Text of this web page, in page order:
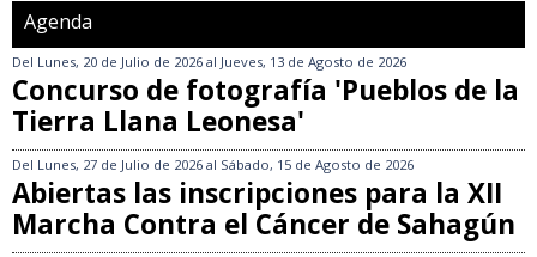
Agenda
Del Lunes, 20 de Julio de 2026 al Jueves, 13 de Agosto de 2026
Concurso de fotografía 'Pueblos de la
Tierra Llana Leonesa'
Del Lunes, 27 de Julio de 2026 al Sábado, 15 de Agosto de 2026
Abiertas las inscripciones para la XII
Marcha Contra el Cáncer de Sahagún